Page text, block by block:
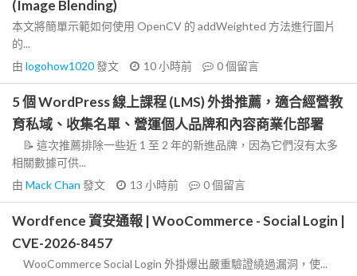
(Image Blending)
本文將簡單示範如何使用 OpenCV 的 addWeighted 方法進行圖片
的...
由 logohow1020發文 10 小時前 0個留言
5 個 WordPress 線上課程 (LMS) 外掛推薦，適合經營教
育私域、收集名單、營運個人品牌和內容商業化部署
📝 這次推薦排除一些近 1 至 2 年的新進品牌，因為它們沒有太多
相關數據可供...
由 Mack Chan 發文 13 小時前 0個留言
Wordfence 資安通報 | WooCommerce - Social Login |
CVE-2026-8457
WooCommerce Social Login 外掛爆出嚴重驗證繞過漏洞，使...